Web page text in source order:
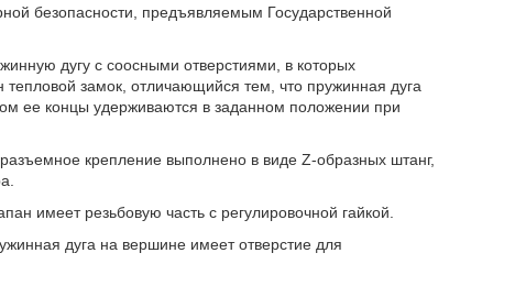
безопасности, предъявляемым Государственной
дугу с соосными отверстиями, в которых
замок, отличающийся тем, что пружинная дуга
ее концы удерживаются в заданном положении при
крепление выполнено в виде Z-образных штанг,
имеет резьбовую часть с регулировочной гайкой.
дуга на вершине имеет отверстие для